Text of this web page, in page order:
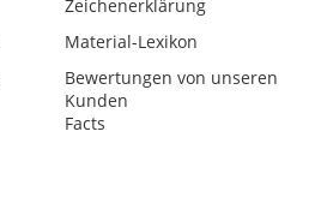
Zeichenerklärung
Material-Lexikon
Bewertungen von unseren
Kunden
Facts